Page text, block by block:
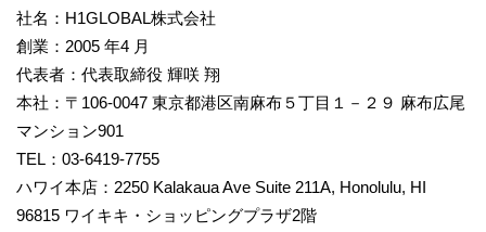
社名：H1GLOBAL株式会社
創業：2005 年4 月
代表者：代表取締役 輝咲 翔
本社：〒106-0047 東京都港区南麻布５丁目１－２９ 麻布広尾
マンション901
TEL：03-6419-7755
ハワイ本店：2250 Kalakaua Ave Suite 211A, Honolulu, HI
96815 ワイキキ・ショッピングプラザ2階